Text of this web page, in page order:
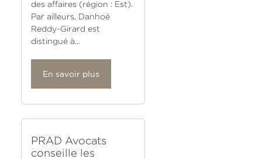
des affaires (région : Est).
Par ailleurs, Danhoé
Reddy-Girard est
distingué à...
En savoir plus
PRAD Avocats
conseille les